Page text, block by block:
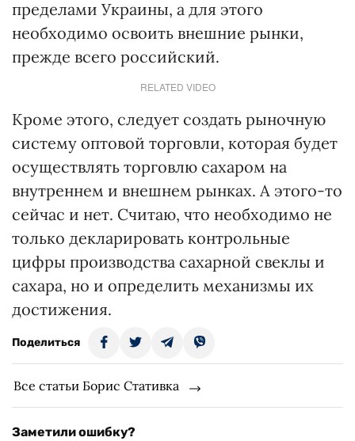
пределами Украины, а для этого
необходимо освоить внешние рынки,
прежде всего российский.
RELATED VIDEO
Кроме этого, следует создать рыночную
систему оптовой торговли, которая будет
осуществлять торговлю сахаром на
внутреннем и внешнем рынках. А этого-то
сейчас и нет. Считаю, что необходимо не
только декларировать контрольные
цифры производства сахарной свеклы и
сахара, но и определить механизмы их
достижения.
Поделиться
Все статьи Борис Стативка
Заметили ошибку?